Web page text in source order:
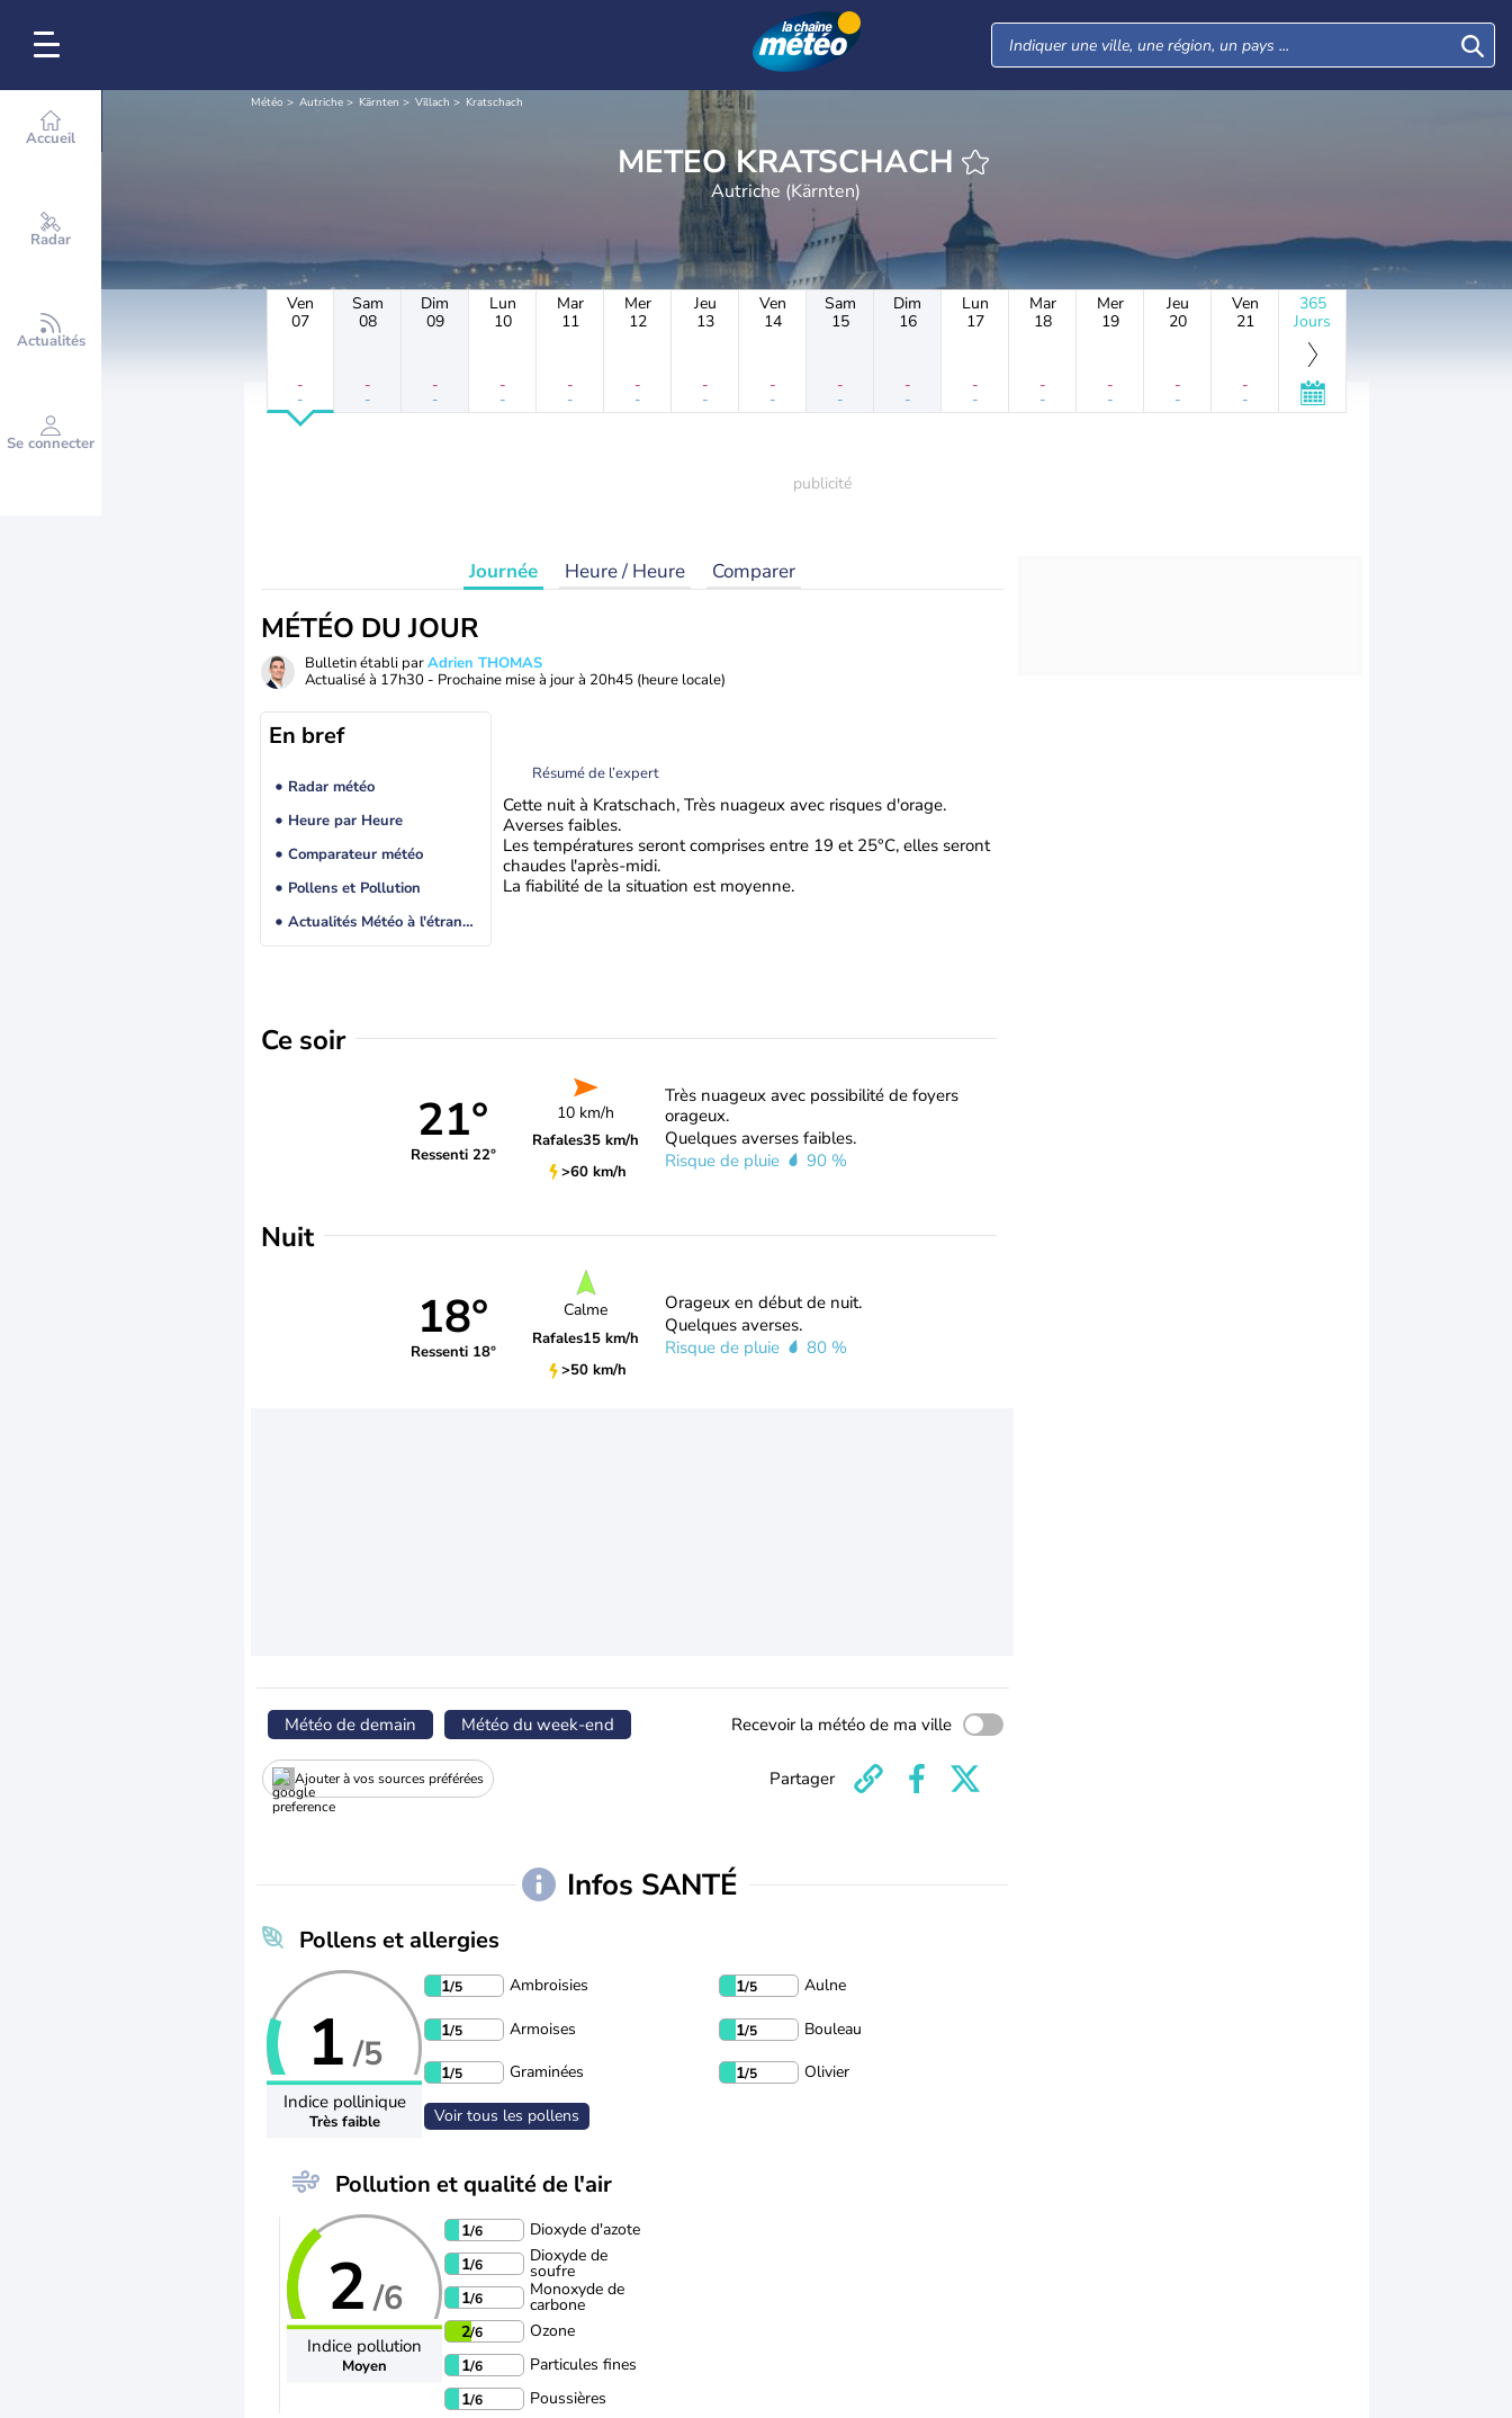
Accueil
Radar
Actualités
Se connecter
Météo Autriche Kärnten Villach Kratschach
METEO KRATSCHACH
Autriche (Kärnten)
Ven
07
-
-
Sam
08
-
-
Dim
09
-
-
Lun
10
-
-
Mar
11
-
-
Mer
12
-
-
Jeu
13
-
-
Ven
14
-
-
Sam
15
-
-
Dim
16
-
-
Lun
17
-
-
Mar
18
-
-
Mer
19
-
-
Jeu
20
-
-
Ven
21
-
-
365
Jours
Journée Heure / Heure Comparer
MÉTÉO DU JOUR
Bulletin établi parAdrien THOMAS
Actualisé à 17h30 - Prochaine mise à jour à 20h45 (heure locale)
En bref
Radar météo
Heure par Heure
Comparateur météo
Pollens et Pollution
Actualités Météo à l'étranger
Résumé de l’expert
Cette nuit à Kratschach, Très nuageux avec risques d'orage.
Averses faibles.
Les températures seront comprises entre 19 et 25°C, elles seront
chaudes l'après-midi.
La fiabilité de la situation est moyenne.
Ce soir
21°
Ressenti 22°
10 km/h
Rafales35 km/h
>60 km/h
Très nuageux avec possibilité de foyers
orageux.
Quelques averses faibles.
Risque de pluie
90 %
Nuit
18°
Ressenti 18°
Calme
Rafales15 km/h
>50 km/h
Orageux en début de nuit.
Quelques averses.
Risque de pluie
80 %
Météo de demain Météo du week-end Recevoir la météo de ma ville
Ajouter à vos sources préférées Partager
Infos SANTÉ
Pollens et allergies
1 /5
Indice pollinique
Très faible
1/5 Ambroisies 1/5 Aulne
1/5 Armoises 1/5 Bouleau
1/5 Graminées 1/5 Olivier
Voir tous les pollens
Pollution et qualité de l'air
2 /6
Indice pollution
Moyen
1/6
Dioxyde d'azote
1/6 Dioxyde de
soufre
1/6 Monoxyde de
carbone
2/6
Ozone
1/6
Particules fines
1/6 Poussières